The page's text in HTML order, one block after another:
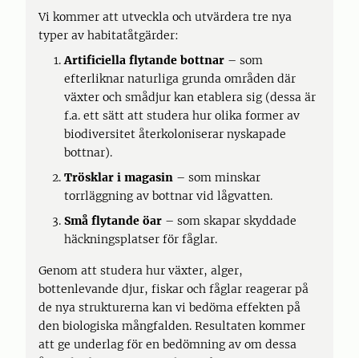
Vi kommer att utveckla och utvärdera tre nya
typer av habitatåtgärder:
Artificiella flytande bottnar – som
efterliknar naturliga grunda områden där
växter och smådjur kan etablera sig (dessa är
f.a. ett sätt att studera hur olika former av
biodiversitet återkoloniserar nyskapade
bottnar).
Trösklar i magasin – som minskar
torrläggning av bottnar vid lågvatten.
Små flytande öar – som skapar skyddade
häckningsplatser för fåglar.
Genom att studera hur växter, alger,
bottenlevande djur, fiskar och fåglar reagerar på
de nya strukturerna kan vi bedöma effekten på
den biologiska mångfalden. Resultaten kommer
att ge underlag för en bedömning av om dessa